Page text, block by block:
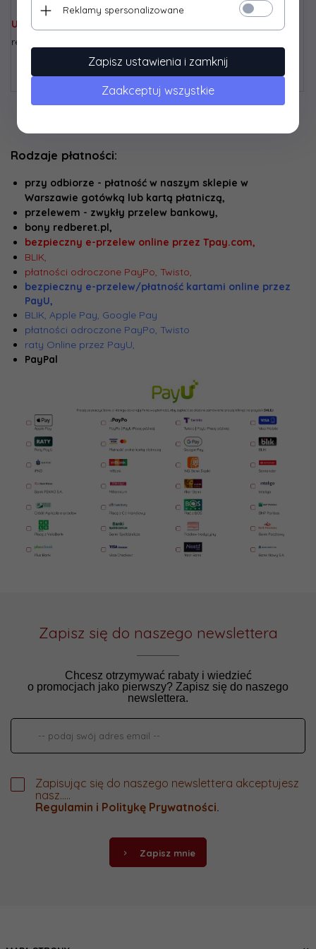
UWAGA!!!
repliki, walizki) wysyłamy tylko kurierem.
Rodzaje płatności:
przy odbiorze - płatność w naszym sklepie w
Warszawie gotówką lub kartą płatniczą,
przelewem - zwykły przelew bankowy,
bony redberet.pl,
bezpieczny e-przelew online przez Tpay.com,
BLIK,
płatności odroczone PayPo, Twisto,
bezpieczny e-przelew/płatność kartami online przez
PayU,
BLIK, Apple Pay, Google Pay
płatności odroczone PayPo, Twisto
raty Online przez PayU,
PayPal
Zapisz się do naszego newslettera
Chcesz otrzymywać rabaty i wiedzieć
o promocjach jako pierwszy? Zapisz się do naszego
newslettera.
Zapisując się do naszego newslettera akceptujesz
nasz.....
Regulamin i Politykę Prywatności.
Zapisz mnie
Reklamy spersonalizowane
Zapisz ustawienia i zamknij
Zaakceptuj wszystkie